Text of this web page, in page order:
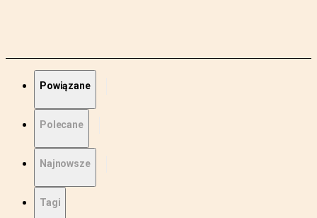
Powiązane
Polecane
Najnowsze
Tagi